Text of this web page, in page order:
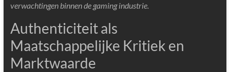
verwachtingen binnen de gaming industrie.
Authenticiteit als
Maatschappelijke Kritiek en
Marktwaarde